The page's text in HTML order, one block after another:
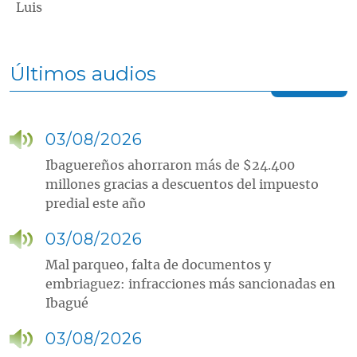
Luis
Últimos audios
03/08/2026
Ibaguereños ahorraron más de $24.400
millones gracias a descuentos del impuesto
predial este año
03/08/2026
Mal parqueo, falta de documentos y
embriaguez: infracciones más sancionadas en
Ibagué
03/08/2026